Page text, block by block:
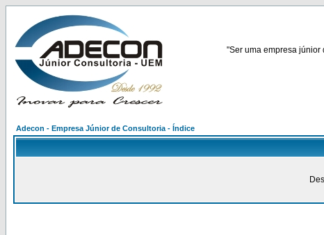
"Ser uma empresa
Adecon - Empresa Júnior de Consultoria - Índice